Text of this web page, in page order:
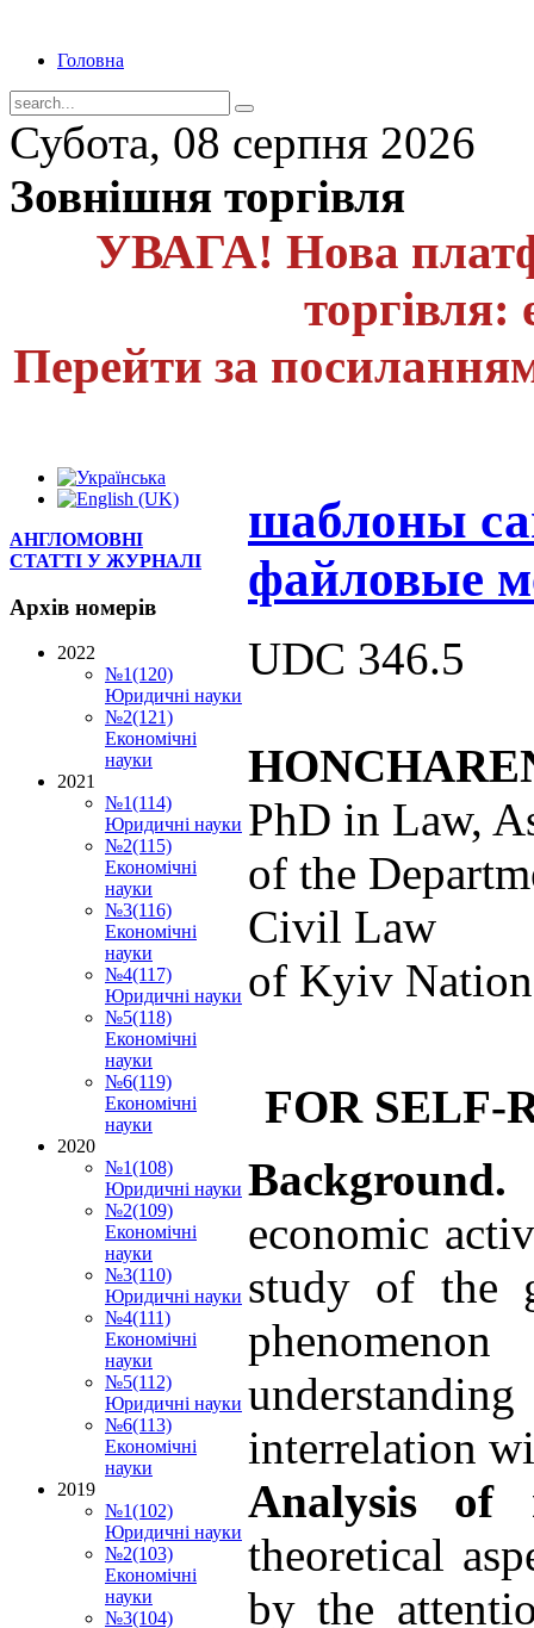
Головна
Субота, 08 серпня 2026
Зовнішня торгівля
УВАГА! Нова
Перейти за
шаблоны
файловые
UDC 346.5
PhD in Law,
of the
Civil Law
of Kyiv
FOR SELF-
Background
economic
study of the
interrelation
Analysis of
theoretical
by the
АНГЛОМОВНІ
СТАТТІ У ЖУРНАЛІ
Архів номерів
2022
№1(120)
Юридичні науки
№2(121)
Економічні
науки
2021
№1(114)
Юридичні науки
№2(115)
Економічні
науки
№3(116)
Економічні
науки
№4(117)
Юридичні науки
№5(118)
Економічні
науки
№6(119)
Економічні
науки
2020
№1(108)
Юридичні науки
№2(109)
Економічні
науки
№3(110)
Юридичні науки
№4(111)
Економічні
науки
№5(112)
Юридичні науки
№6(113)
Економічні
науки
2019
№1(102)
Юридичні науки
№2(103)
Економічні
науки
№3(104)